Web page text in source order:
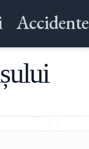
Accidente